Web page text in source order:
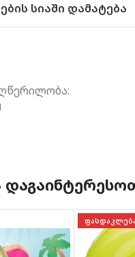
სიაში დამატება
ᲤᲐᲡᲓᲐᲙᲚᲔᲑᲐ